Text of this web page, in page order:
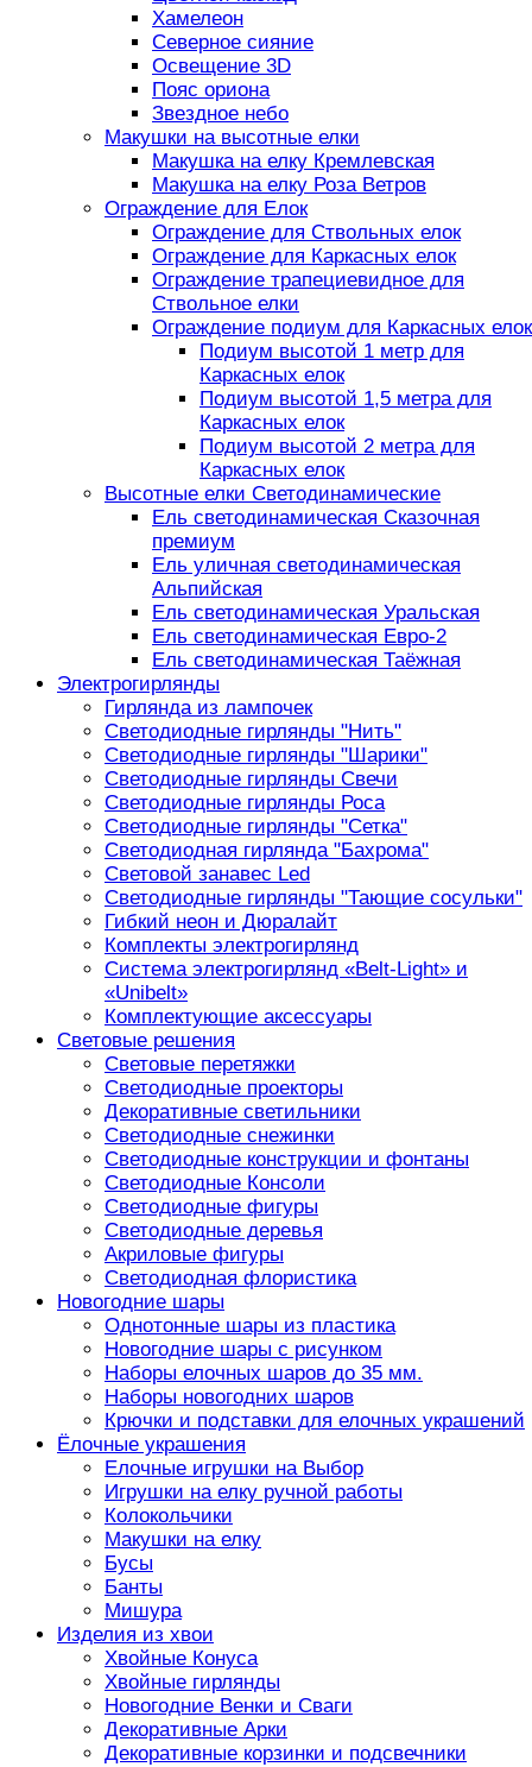
Хамелеон
Северное сияние
Освещение 3D
Пояс ориона
Звездное небо
Макушки на высотные елки
Макушка на елку Кремлевская
Макушка на елку Роза Ветров
Ограждение для Елок
Ограждение для Ствольных елок
Ограждение для Каркасных елок
Ограждение трапециевидное для
Ствольное елки
Ограждение подиум для Каркасных елок
Подиум высотой 1 метр для
Каркасных елок
Подиум высотой 1,5 метра для
Каркасных елок
Подиум высотой 2 метра для
Каркасных елок
Высотные елки Светодинамические
Ель светодинамическая Сказочная
премиум
Ель уличная светодинамическая
Альпийская
Ель светодинамическая Уральская
Ель светодинамическая Евро-2
Ель светодинамическая Таёжная
Электрогирлянды
Гирлянда из лампочек
Светодиодные гирлянды "Нить"
Светодиодные гирлянды "Шарики"
Светодиодные гирлянды Свечи
Светодиодные гирлянды Роса
Светодиодные гирлянды "Сетка"
Светодиодная гирлянда "Бахрома"
Световой занавес Led
Светодиодные гирлянды "Тающие сосульки"
Гибкий неон и Дюралайт
Комплекты электрогирлянд
Система электрогирлянд «Belt-Light» и
«Unibelt»
Комплектующие аксессуары
Световые решения
Световые перетяжки
Светодиодные проекторы
Декоративные светильники
Светодиодные снежинки
Светодиодные конструкции и фонтаны
Светодиодные Консоли
Светодиодные фигуры
Светодиодные деревья
Акриловые фигуры
Светодиодная флористика
Новогодние шары
Однотонные шары из пластика
Новогодние шары с рисунком
Наборы елочных шаров до 35 мм.
Наборы новогодних шаров
Крючки и подставки для елочных украшений
Ёлочные украшения
Елочные игрушки на Выбор
Игрушки на елку ручной работы
Колокольчики
Макушки на елку
Бусы
Банты
Мишура
Изделия из хвои
Хвойные Конуса
Хвойные гирлянды
Новогодние Венки и Сваги
Декоративные Арки
Декоративные корзинки и подсвечники